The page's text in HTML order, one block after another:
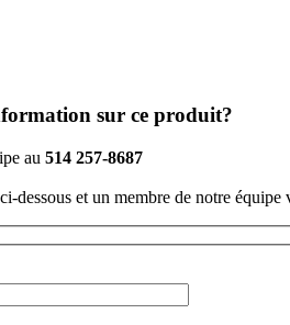
sur ce produit?
au 514 257-8687
dessous et un membre de notre équipe